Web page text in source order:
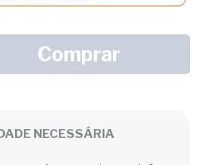
NECESSÁRIA